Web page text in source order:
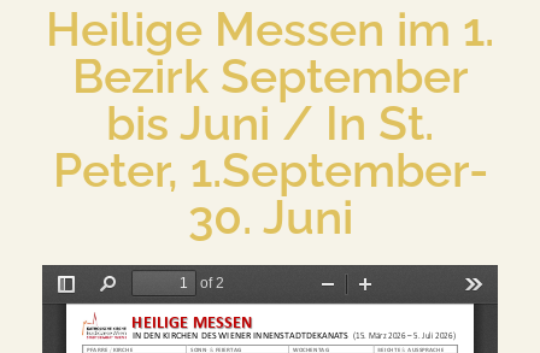
Heilige Messen im 1.
Bezirk September
bis Juni / In St.
Peter, 1.September-
30. Juni